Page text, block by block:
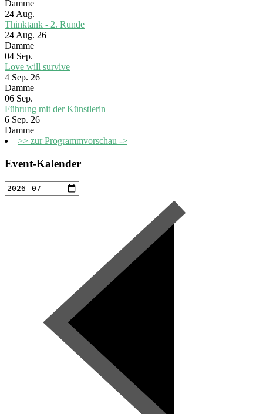
Damme
24 Aug.
Thinktank - 2. Runde
24 Aug. 26
Damme
04 Sep.
Love will survive
4 Sep. 26
Damme
06 Sep.
Führung mit der Künstlerin
6 Sep. 26
Damme
>> zur Programmvorschau ->
Event-Kalender